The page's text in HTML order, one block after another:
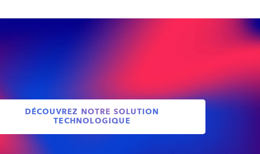
DÉCOUVREZ NOTRE SOLUTION
TECHNOLOGIQUE